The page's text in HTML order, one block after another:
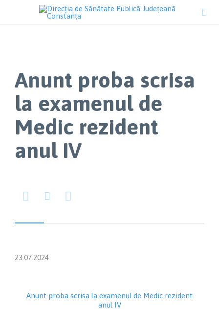

Anunt proba scrisa
la examenul de
Medic rezident
anul IV
  
23.07.2024
Anunt proba scrisa la examenul de Medic rezident
anul IV